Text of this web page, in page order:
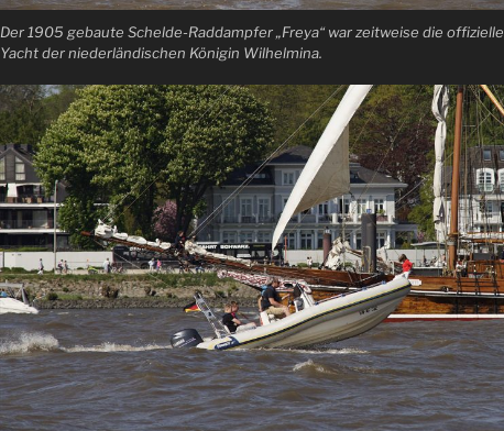
Der 1905 gebaute Schelde-Raddampfer „Freya“ war zeitweise die offizielle
Yacht der niederländischen Königin Wilhelmina.